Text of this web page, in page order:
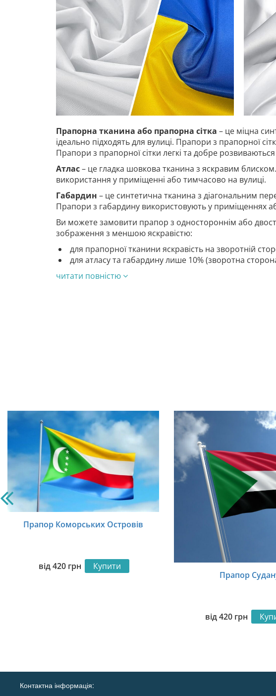
Прапорна тканина або прапорна сітка – це міцна
ідеально підходять для вулиці. Прапори з прапорної
Прапори з прапорної сітки легкі та добре
Атлас– це гладка шовкова тканина з яскравим
використання у приміщенні або тимчасово на вулиці.
Габардин – це синтетична тканина з діагональним
Прапори з габардину використовують у приміщеннях
Ви можете замовити прапор з одностороннім або
зображення з меншою яскравістю:
для прапорної тканини яскравість на зворотній
для атласу та габардину лише 10% (зворотна
читати повністю
Прапор Коморських Островів
від420 грн
Купити
Прапор
від420 грн
Контактна інформація: